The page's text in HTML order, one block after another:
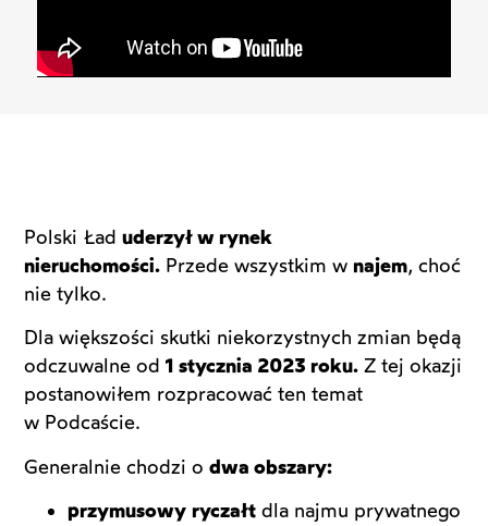
Polski Ładuderzył w rynek
nieruchomości. Przede wszystkim wnajem, choć
nie tylko.
Dla większości skutki niekorzystnych zmian będą
odczuwalne od 1 stycznia 2023 roku. Z tej okazji
postanowiłem rozpracować ten temat
w Podcaście.
Generalnie chodzi odwa obszary:
przymusowy ryczałt dla najmu prywatnego